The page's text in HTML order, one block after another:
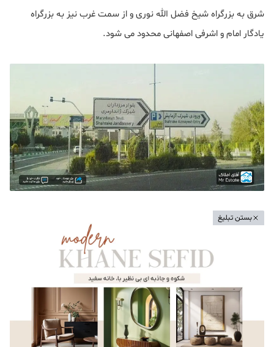
شرق به بزرگراه شیخ فضل‌ الله نوری و از سمت غرب نیز به بزرگراه
یادگار امام و اشرفی اصفهانی محدود می شود.
بستن تبلیغ